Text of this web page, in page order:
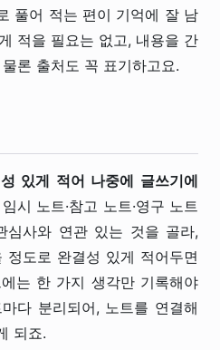
풀어 적는 편이 기억에 잘 남
적을 필요는 없고, 내용을 간
론 출처도 꼭 표기하고요.
있게 적어 나중에 글쓰기에
임시 노트·참고 노트·영구 노트
심사와 연관 있는 것을 골라,
도로 완결성 있게 적어두면
는 한 가지 생각만 기록해야
다 분리되어, 노트를 연결해
되죠.